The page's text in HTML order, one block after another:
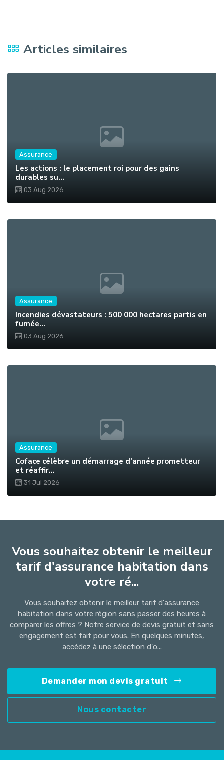
Articles similaires
Assurance
Les actions : le placement roi pour des gains
durables su...
03 Aug 2026
Assurance
Incendies dévastateurs : 500 000 hectares partis en
fumée...
03 Aug 2026
Assurance
Coface célèbre un démarrage d’année prometteur
et réaffir...
31 Jul 2026
Vous souhaitez obtenir le meilleur
tarif d'assurance habitation dans
votre ré...
Vous souhaitez obtenir le meilleur tarif d'assurance
habitation dans votre région sans passer des heures à
comparer les offres ? Notre service de devis gratuit et sans
engagement est fait pour vous. En quelques minutes,
accédez à une sélection d'o...
Demander mon devis gratuit
Nous contacter